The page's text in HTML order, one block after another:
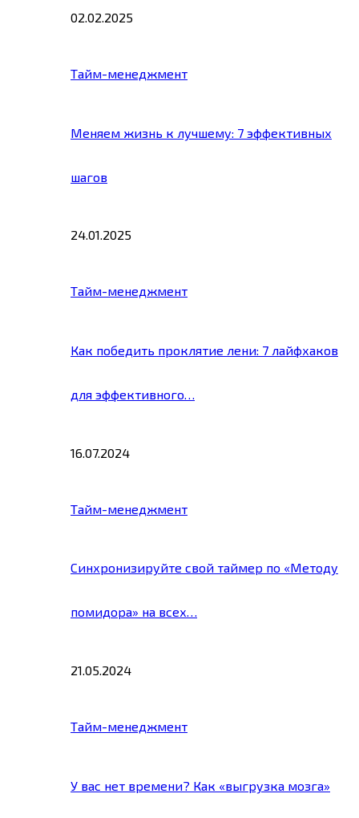
02.02.2025
Тайм-менеджмент
Меняем жизнь к лучшему: 7 эффективных
шагов
24.01.2025
Тайм-менеджмент
Как победить проклятие лени: 7 лайфхаков
для эффективного…
16.07.2024
Тайм-менеджмент
Синхронизируйте свой таймер по «Методу
помидора» на всех…
21.05.2024
Тайм-менеджмент
У вас нет времени? Как «выгрузка мозга»